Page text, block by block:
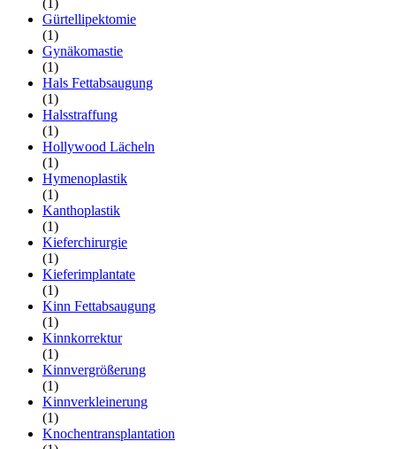
Gürtellipektomie
(1)
Gynäkomastie
(1)
Hals Fettabsaugung
(1)
Halsstraffung
(1)
Hollywood Lächeln
(1)
Hymenoplastik
(1)
Kanthoplastik
(1)
Kieferchirurgie
(1)
Kieferimplantate
(1)
Kinn Fettabsaugung
(1)
Kinnkorrektur
(1)
Kinnvergrößerung
(1)
Kinnverkleinerung
(1)
Knochentransplantation